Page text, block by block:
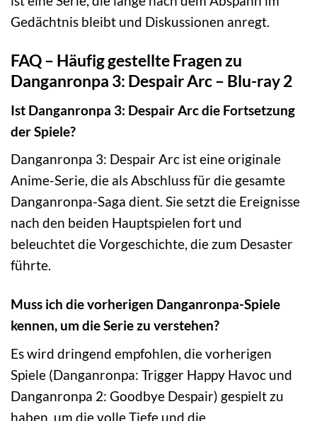
Gedächtnis bleibt und Diskussionen anregt.
FAQ – Häufig gestellte Fragen zu
Danganronpa 3: Despair Arc – Blu-ray 2
Ist Danganronpa 3: Despair Arc die Fortsetzung
der Spiele?
Danganronpa 3: Despair Arc ist eine originale
Anime-Serie, die als Abschluss für die gesamte
Danganronpa-Saga dient. Sie setzt die Ereignisse
nach den beiden Hauptspielen fort und
beleuchtet die Vorgeschichte, die zum Desaster
führte.
Muss ich die vorherigen Danganronpa-Spiele
kennen, um die Serie zu verstehen?
Es wird dringend empfohlen, die vorherigen
Spiele (Danganronpa: Trigger Happy Havoc und
Danganronpa 2: Goodbye Despair) gespielt zu
haben, um die volle Tiefe und die